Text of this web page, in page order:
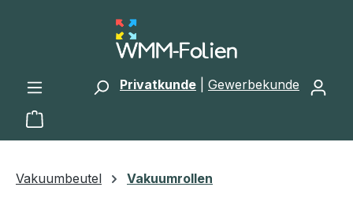
Zum Hauptinhalt springen
Privatkunde Gewerbekunde
Warenkorb enthält 0 Positionen. Der
Vakuumbeutel Vakuumrollen